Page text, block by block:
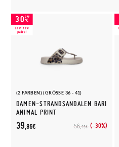
(2 FARBEN) (GRÖSSE 36 - 41)
DAMEN-STRANDSANDALEN BARI
ANIMAL PRINT
56,95€ (-30%)
39,86€